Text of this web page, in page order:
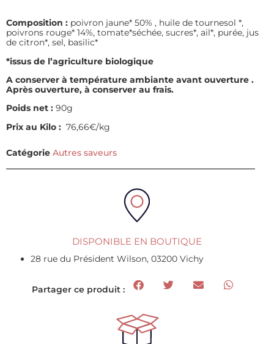
Composition : poivron jaune* 50% , huile de tournesol *,
poivrons rouge* 14%, tomate*séchée, sucres*, ail*, purée, jus
de citron*, sel, basilic*
*issus de l’agriculture biologique
A conserver à température ambiante avant ouverture .
Après ouverture, à conserver au frais.
Poids net : 90g
Prix au Kilo : 76,66€/kg
Catégorie Autres saveurs
DISPONIBLE EN BOUTIQUE
28 rue du Président Wilson, 03200 Vichy
Partager ce produit :